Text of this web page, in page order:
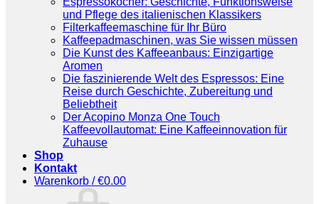
und Pflege des italienischen Klassikers
Filterkaffeemaschine für Ihr Büro
Kaffeepadmaschinen, was Sie wissen müssen
Die Kunst des Kaffeeanbaus: Einzigartige
Aromen
Die faszinierende Welt des Espressos: Eine
Reise durch Geschichte, Zubereitung und
Beliebtheit
Der Acopino Monza One Touch
Kaffeevollautomat: Eine Kaffeeinnovation für
Zuhause
Shop
Kontakt
Warenkorb /€0.00